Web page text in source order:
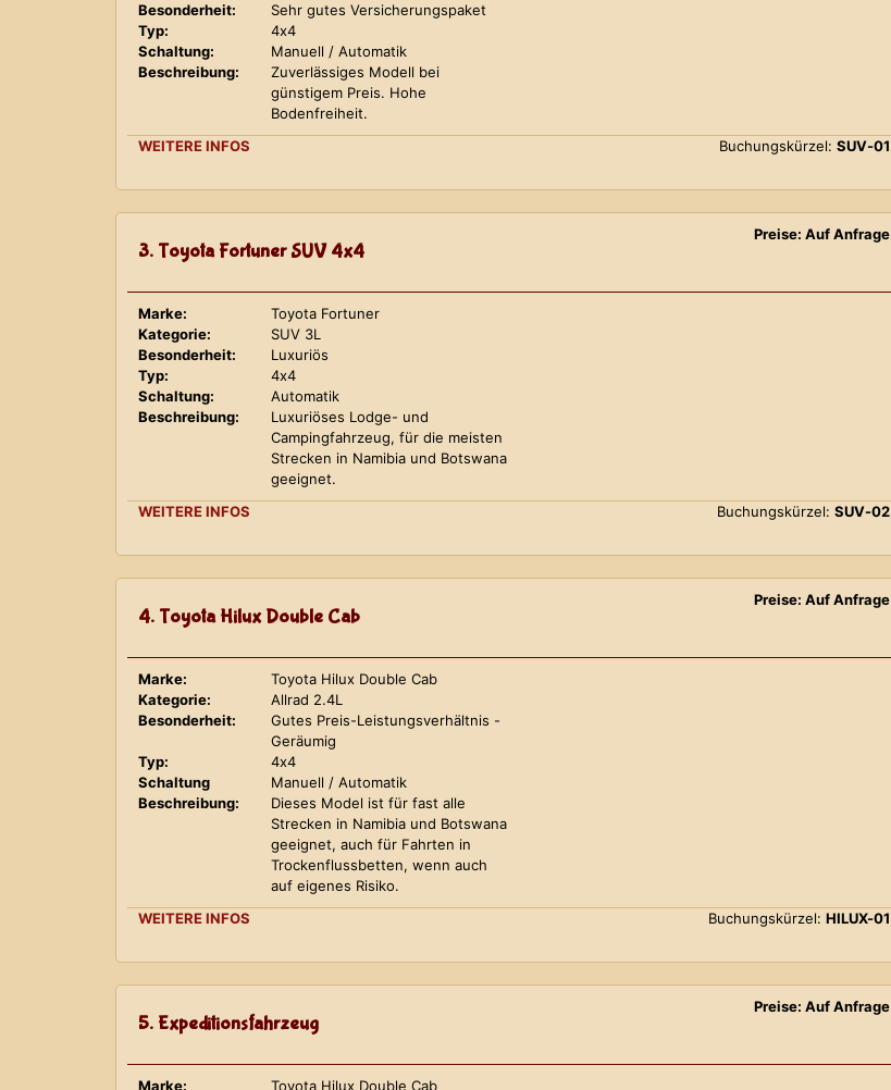
Besonderheit:
Sehr gutes Versicherungspaket
Typ:
4x4
Schaltung:
Manuell / Automatik
Beschreibung:
Zuverlässiges Modell bei
günstigem Preis. Hohe
Bodenfreiheit.
WEITERE INFOS
Buchungskürzel: SUV-01
3. Toyota Fortuner SUV 4x4
Preise: Auf Anfrage
Marke:
Toyota Fortuner
Kategorie:
SUV 3L
Besonderheit:
Luxuriös
Typ:
4x4
Schaltung:
Automatik
Beschreibung:
Luxuriöses Lodge- und
Campingfahrzeug, für die meisten
Strecken in Namibia und Botswana
geeignet.
WEITERE INFOS
Buchungskürzel: SUV-02
4. Toyota Hilux Double Cab
Preise: Auf Anfrage
Marke:
Toyota Hilux Double Cab
Kategorie:
Allrad 2.4L
Besonderheit:
Gutes Preis-Leistungsverhältnis -
Geräumig
Typ:
4x4
Schaltung
Manuell / Automatik
Beschreibung:
Dieses Model ist für fast alle
Strecken in Namibia und Botswana
geeignet, auch für Fahrten in
Trockenflussbetten, wenn auch
auf eigenes Risiko.
WEITERE INFOS
Buchungskürzel: HILUX-01
5. Expeditionsfahrzeug
Preise: Auf Anfrage
Marke:
Toyota Hilux Double Cab